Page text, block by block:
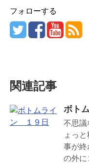
フォローする
関連記事
ボト
不思議
ょっ
事が終
の外に